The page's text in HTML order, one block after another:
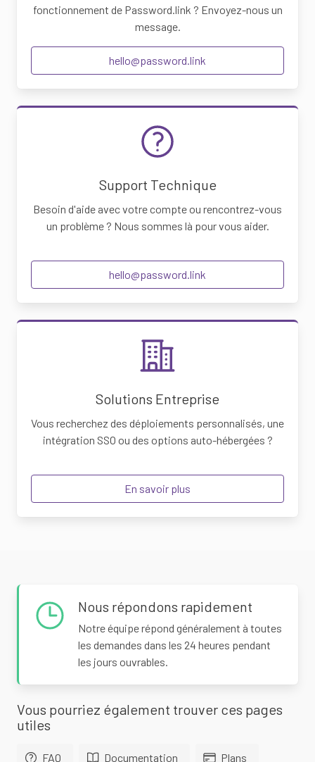
fonctionnement de Password.link ? Envoyez-nous un
message.
hello@password.link
Support Technique
Besoin d'aide avec votre compte ou rencontrez-vous
un problème ? Nous sommes là pour vous aider.
hello@password.link
Solutions Entreprise
Vous recherchez des déploiements personnalisés, une
intégration SSO ou des options auto-hébergées ?
En savoir plus
Nous répondons rapidement
Notre équipe répond généralement à toutes
les demandes dans les 24 heures pendant
les jours ouvrables.
Vous pourriez également trouver ces pages
utiles
FAQ Documentation Plans